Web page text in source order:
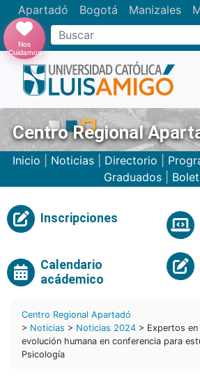
Apartadó Bogotá Manizales
Nos
Cuidamos
Centro Regional
Inicio Noticias| Directorio
Graduados
Inscripciones
Calendario
acádemico
Centro Regional Apartadó
> Noticias > Noticias 2024 > Expertos
evolución humana en conferencia para
Psicología